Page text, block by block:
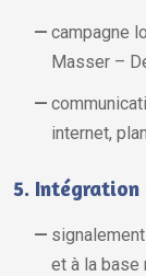
campagne
Masser –
internet,
5. Intégration
et à la base